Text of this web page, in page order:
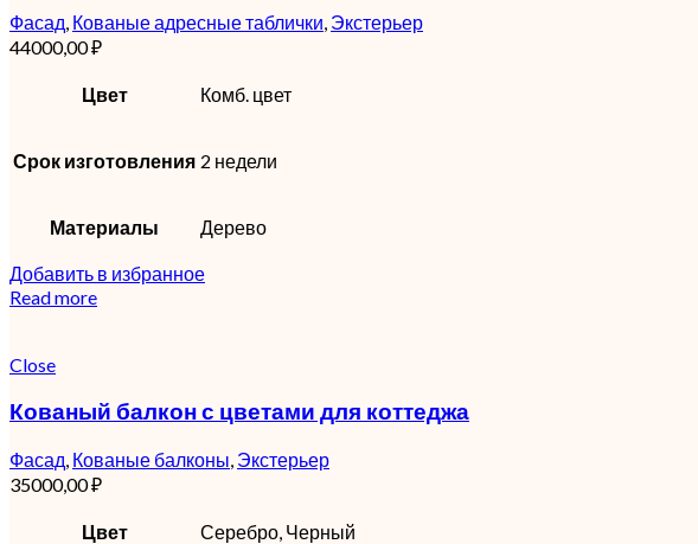
Фасад, Кованые адресные таблички, Экстерьер
44000,00₽
Цвет Комб. цвет
Срок изготовления 2 недели
Материалы Дерево
Добавить в избранное
Read more
Close
Кованый балкон с цветами для коттеджа
Фасад Кованые балконы Экстерьер
35000,00₽
Цвет Серебро, Черный